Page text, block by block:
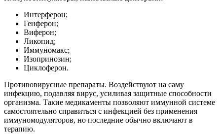
Интерферон;
Генферон;
Виферон;
Ликопид;
Иммуномакс;
Изопринозин;
Циклоферон.
Противовирусные препараты. Воздействуют на саму
инфекцию, подавляя вирус, усиливая защитные способности
организма. Такие медикаменты позволяют иммунной системе
самостоятельно справиться с инфекцией без применения
иммуномодуляторов, но последние обычно включают в
терапию.